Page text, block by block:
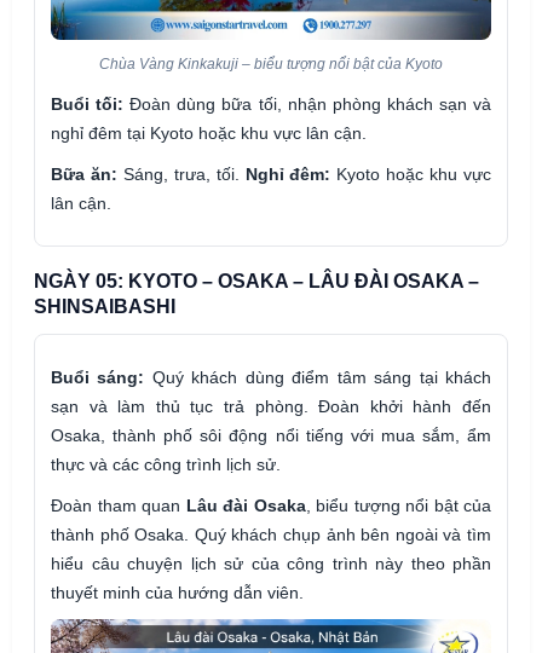
Chùa Vàng Kinkakuji – biểu tượng nổi bật của Kyoto
Buổi tối: Đoàn dùng bữa tối, nhận phòng khách sạn và
nghỉ đêm tại Kyoto hoặc khu vực lân cận.
Bữa ăn: Sáng, trưa, tối. Nghỉ đêm: Kyoto hoặc khu vực
lân cận.
NGÀY 05: KYOTO – OSAKA – LÂU ĐÀI OSAKA –
SHINSAIBASHI
Buổi sáng: Quý khách dùng điểm tâm sáng tại khách
sạn và làm thủ tục trả phòng. Đoàn khởi hành đến
Osaka, thành phố sôi động nổi tiếng với mua sắm, ẩm
thực và các công trình lịch sử.
Đoàn tham quan Lâu đài Osaka, biểu tượng nổi bật của
thành phố Osaka. Quý khách chụp ảnh bên ngoài và tìm
hiểu câu chuyện lịch sử của công trình này theo phần
thuyết minh của hướng dẫn viên.